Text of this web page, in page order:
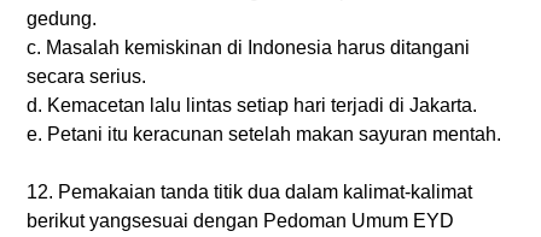
gedung.
c. Masalah kemiskinan di Indonesia harus ditangani
secara serius.
d. Kemacetan lalu lintas setiap hari terjadi di Jakarta.
e. Petani itu keracunan setelah makan sayuran mentah.
12. Pemakaian tanda titik dua dalam kalimat-kalimat
berikut yangsesuai dengan Pedoman Umum EYD